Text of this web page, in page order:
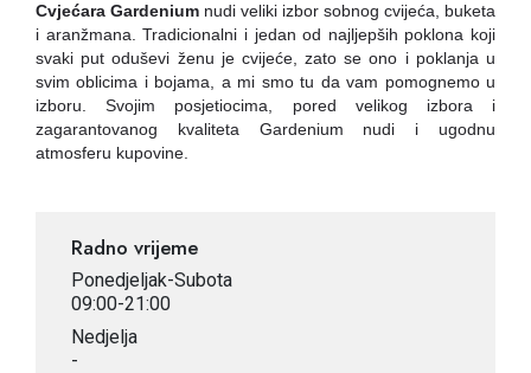
Cvjećara Gardenium nudi veliki izbor sobnog cvijeća, buketa
i aranžmana. Tradicionalni i jedan od najljepših poklona koji
svaki put oduševi ženu je cvijeće, zato se ono i poklanja u
svim oblicima i bojama, a mi smo tu da vam pomognemo u
izboru.Svojim posjetiocima, pored velikog izbora i
zagarantovanog kvaliteta Gardenium nudi i ugodnu
atmosferu kupovine.
Radno vrijeme
Ponedjeljak-Subota
09:00-21:00
Nedjelja
-